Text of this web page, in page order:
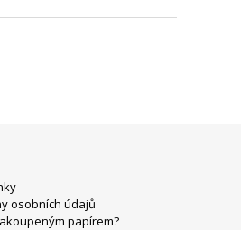
osobních údajů
papírem?